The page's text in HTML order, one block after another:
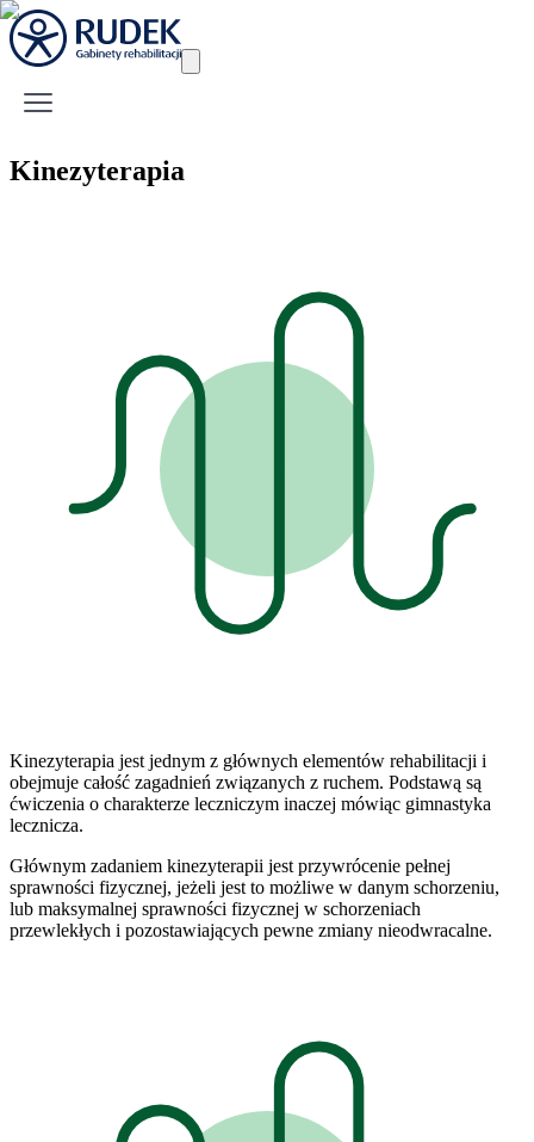
Kinezyterapia
Kinezyterapia jest jednym z głównych elementów rehabilitacji i
obejmuje całość zagadnień związanych z ruchem. Podstawą są
ćwiczenia o charakterze leczniczym inaczej mówiąc gimnastyka
lecznicza.
Głównym zadaniem kinezyterapii jest przywrócenie pełnej
sprawności fizycznej, jeżeli jest to możliwe w danym schorzeniu,
lub maksymalnej sprawności fizycznej w schorzeniach
przewlekłych i pozostawiających pewne zmiany nieodwracalne.